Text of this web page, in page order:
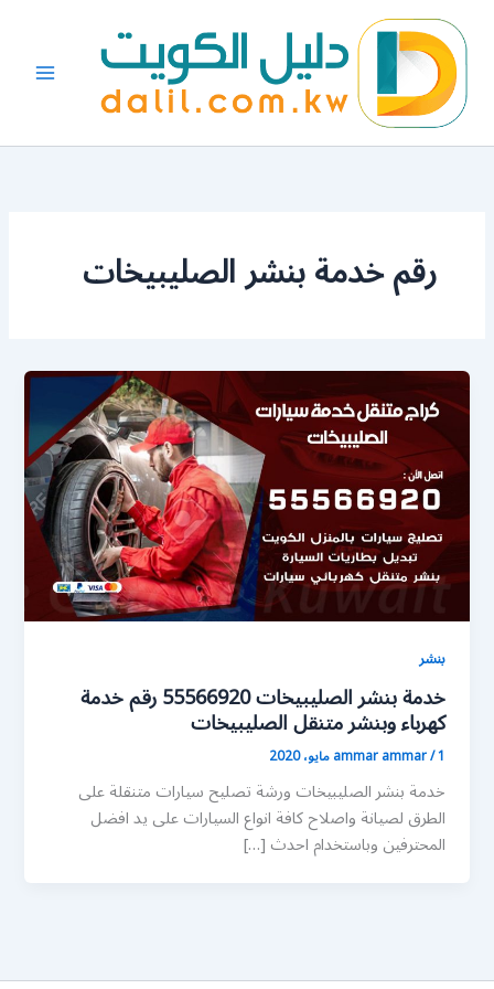
المحتوى
رقم خدمة بنشر الصليبيخات
بنشر
خدمة بنشر الصليبيخات 55566920 رقم خدمة
كهرباء وبنشر متنقل الصليبيخات
ammar ammar/1 مايو، 2020
خدمة بنشر الصليبيخات ورشة تصليح سيارات متنقلة على
الطرق لصيانة واصلاح كافة انواع السيارات على يد افضل
المحترفين وباستخدام احدث […]